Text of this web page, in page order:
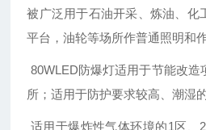
被广泛用于石油开采、炼油、化
平台，油轮等场所作普通照明和
80WLED防爆灯适用于节能改
所；适用于防护要求较高、潮湿
适用于爆炸性气体环境的1区、